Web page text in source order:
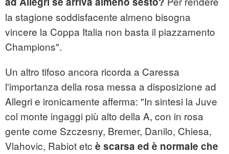
la stagione soddisfacente almeno bisogna
vincere la Coppa Italia non basta il piazzamento
Champions".
Un altro tifoso ancora ricorda a Caressa
l'importanza della rosa messa a disposizione ad
Allegri e ironicamente afferma: "In sintesi la Juve
col monte ingaggi più alto della A, con in rosa
gente come Szczesny, Bremer, Danilo, Chiesa,
Vlahovic, Rabiot etc è scarsa ed è normale che